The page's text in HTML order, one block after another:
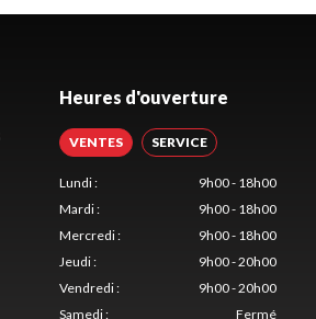
Heures d'ouverture
VENTES SERVICE
Lundi:
9h00 - 18h00
Mardi:
9h00 - 18h00
Mercredi:
9h00 - 18h00
Jeudi:
9h00 - 20h00
Vendredi:
9h00 - 20h00
Samedi: Fermé